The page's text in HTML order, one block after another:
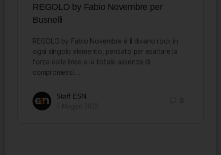
REGOLO by Fabio Novembre per
Busnelli
REGOLO by Fabio Novembre è il divano rock in
ogni singolo elemento, pensato per esaltare la
forza delle linee e la totale assenza di
compromessi.…
Staff ESN
0